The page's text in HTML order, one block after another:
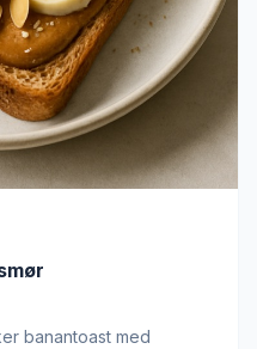
banantoast med